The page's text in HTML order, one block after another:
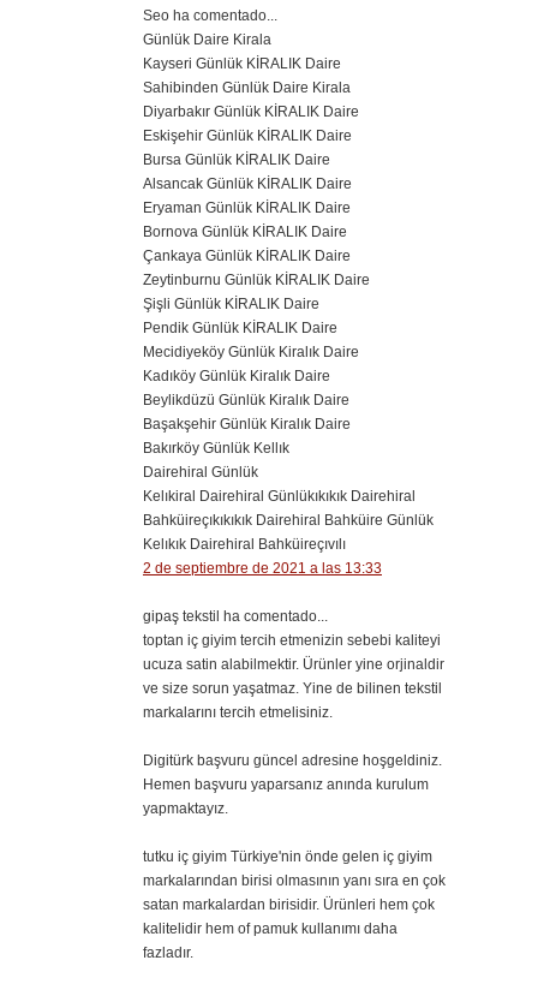
Seo ha comentado...
Günlük Daire Kirala
Kayseri Günlük KİRALIK Daire
Sahibinden Günlük Daire Kirala
Diyarbakır Günlük KİRALIK Daire
Eskişehir Günlük KİRALIK Daire
Bursa Günlük KİRALIK Daire
Alsancak Günlük KİRALIK Daire
Eryaman Günlük KİRALIK Daire
Bornova Günlük KİRALIK Daire
Çankaya Günlük KİRALIK Daire
Zeytinburnu Günlük KİRALIK Daire
Şişli Günlük KİRALIK Daire
Pendik Günlük KİRALIK Daire
Mecidiyeköy Günlük Kiralık Daire
Kadıköy Günlük Kiralık Daire
Beylikdüzü Günlük Kiralık Daire
Başakşehir Günlük Kiralık Daire
Bakırköy Günlük Kellık
Dairehiral Günlük
Kelıkiral Dairehiral Günlükıkıkık Dairehiral
Bahküireçıkıkıkık Dairehiral Bahküire Günlük
Kelıkık Dairehiral Bahküireçıvılı
2 de septiembre de 2021 a las 13:33
gipaş tekstil ha comentado...
toptan iç giyim tercih etmenizin sebebi kaliteyi
ucuza satin alabilmektir. Ürünler yine orjinaldir
ve size sorun yaşatmaz. Yine de bilinen tekstil
markalarını tercih etmelisiniz.
Digitürk başvuru güncel adresine hoşgeldiniz.
Hemen başvuru yaparsanız anında kurulum
yapmaktayız.
tutku iç giyim Türkiye'nin önde gelen iç giyim
markalarından birisi olmasının yanı sıra en çok
satan markalardan birisidir. Ürünleri hem çok
kalitelidir hem of pamuk kullanımı daha
fazladır.